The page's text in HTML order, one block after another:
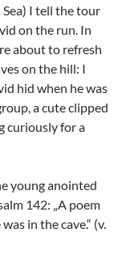
I tell the tour
on the run. In
about to refresh
on the hill: I
hid when he was
a cute clipped
curiously for a
young anointed
142: „A poem
in the cave.“ (v.